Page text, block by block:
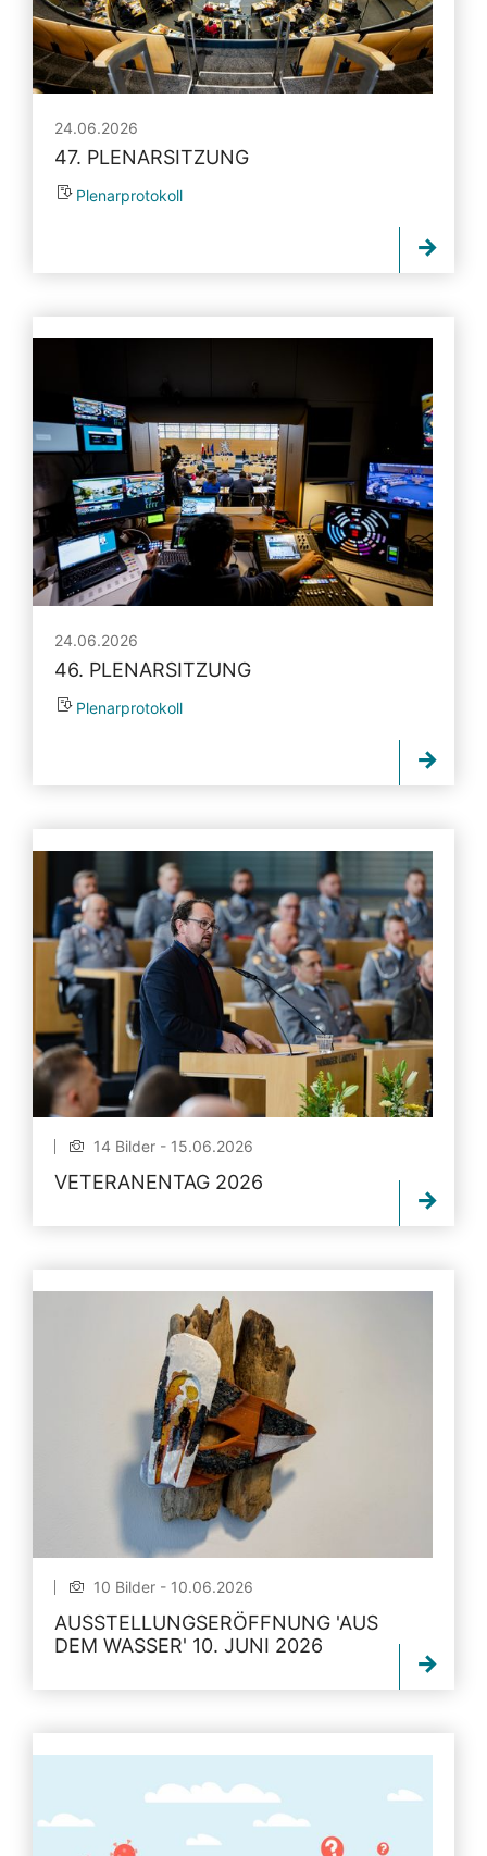
24.06.2026
47. PLENARSITZUNG
Plenarprotokoll
24.06.2026
46. PLENARSITZUNG
Plenarprotokoll
14 Bilder - 15.06.2026
VETERANENTAG 2026
10 Bilder - 10.06.2026
AUSSTELLUNGSERÖFFNUNG 'AUS
DEM WASSER' 10. JUNI 2026